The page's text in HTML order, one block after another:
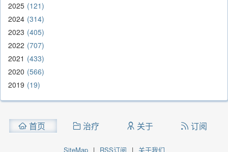
2025 121
2024 314
2023 405
2022 707
2021
433
2020 566
2019 19
首页 治疗 关于 订阅
SiteMap | RSS订阅 | 关于我们